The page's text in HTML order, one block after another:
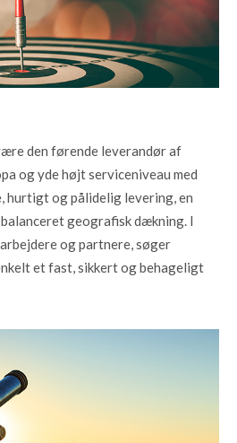
den førende leverandør af
og yde højt serviceniveau med
hurtigt og pålidelig levering, en
geografisk dækning. I
og partnere, søger
et fast, sikkert og behageligt